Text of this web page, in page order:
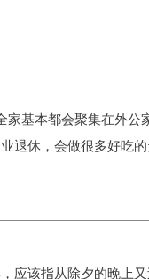
基本都会聚集在外
退休，会做很多好吃
该指从除夕的晚上又